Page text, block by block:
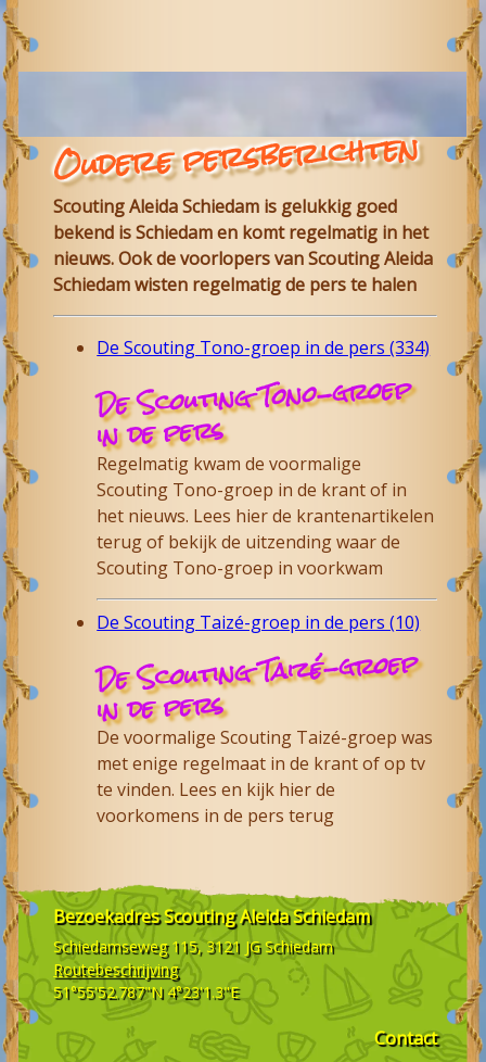
Oudere persberichten
Scouting Aleida Schiedam is gelukkig goed
bekend is Schiedam en komt regelmatig in het
nieuws. Ook de voorlopers van Scouting Aleida
Schiedam wisten regelmatig de pers te halen
De Scouting Tono-groep in de pers (334)
De Scouting Tono-groep
in de pers
Regelmatig kwam de voormalige
Scouting Tono-groep in de krant of in
het nieuws. Lees hier de krantenartikelen
terug of bekijk de uitzending waar de
Scouting Tono-groep in voorkwam
De Scouting Taizé-groep in de pers (10)
De Scouting Taizé-groep
in de pers
De voormalige Scouting Taizé-groep was
met enige regelmaat in de krant of op tv
te vinden. Lees en kijk hier de
voorkomens in de pers terug
BezoekadresScouting Aleida Schiedam
Schiedamseweg 115, 3121 JG Schiedam
Routebeschrijving
51°55'52.787"N 4°23'1.3"E
Contact